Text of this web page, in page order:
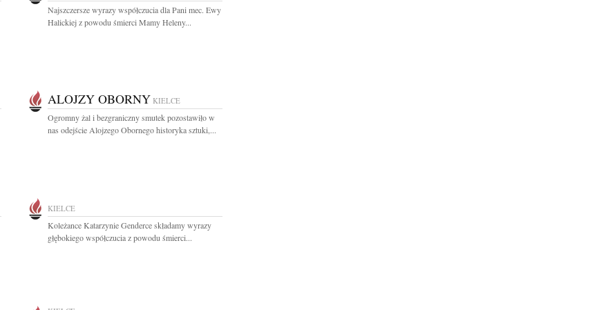
Najszczersze wyrazy współczucia dla Pani mec. Ewy
Halickiej z powodu śmierci Mamy Heleny...
ALOJZY OBORNY KIELCE
Ogromny żal i bezgraniczny smutek pozostawiło w
nas odejście Alojzego Obornego historyka sztuki,...
KIELCE
Koleżance Katarzynie Genderce składamy wyrazy
głębokiego współczucia z powodu śmierci...